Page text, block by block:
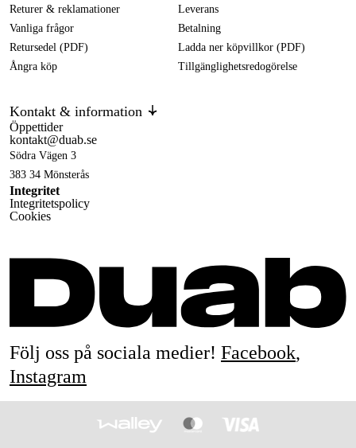
Returer & reklamationer
Vanliga frågor
Retursedel (PDF)
Ångra köp
Leverans
Betalning
Ladda ner köpvillkor (PDF)
Tillgänglighetsredogörelse
Kontakt & information
Öppettider
kontakt@duab.se
Södra Vägen 3
383 34 Mönsterås
Integritet
Integritetspolicy
Cookies
Följ oss på sociala medier! Facebook,
Instagram